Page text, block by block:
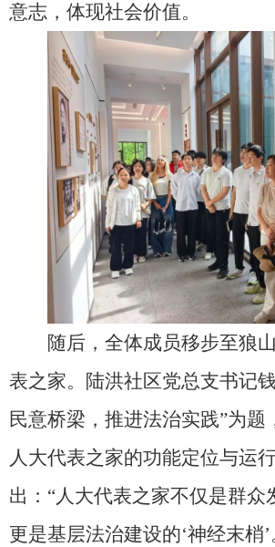
意志，体现社会价值。
随后，全体成员移步至狼
表之家。陆洪社区党总支书记
民意桥梁，推进法治实践”为题
人大代表之家的功能定位与运
出：“人大代表之家不仅是群众
更是基层法治建设的‘神经末梢’